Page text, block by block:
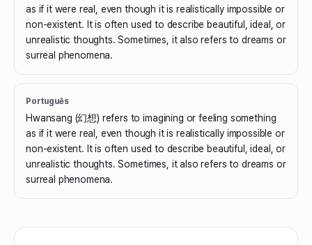
as if it were real, even though it is realistically impossible or
non-existent. It is often used to describe beautiful, ideal, or
unrealistic thoughts. Sometimes, it also refers to dreams or
surreal phenomena.
Português
Hwansang (幻想) refers to imagining or feeling something
as if it were real, even though it is realistically impossible or
non-existent. It is often used to describe beautiful, ideal, or
unrealistic thoughts. Sometimes, it also refers to dreams or
surreal phenomena.